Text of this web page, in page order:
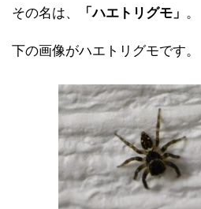
その名は、 「ハエトリグモ」 。
下の画像がハエトリグモです。